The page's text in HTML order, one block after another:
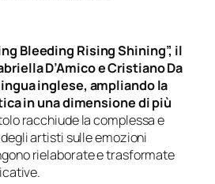
Bleeding Rising Shining”, il
D’Amico e Cristiano Da
inglese, ampliando la
in una dimensione di più
racchiude la complessa e
artisti sulle emozioni
rielaborate e trasformate